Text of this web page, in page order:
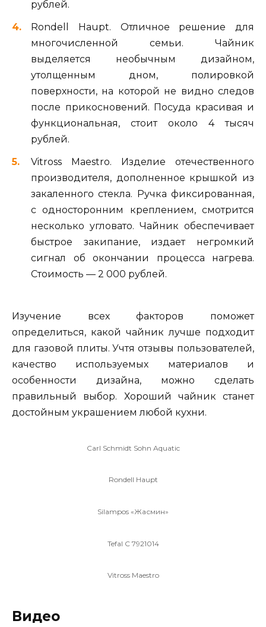
рублей.
Rondell Haupt. Отличное решение для
многочисленной семьи. Чайник
выделяется необычным дизайном,
утолщенным дном, полировкой
поверхности, на которой не видно следов
после прикосновений. Посуда красивая и
функциональная, стоит около 4 тысяч
рублей.
Vitross Maestro. Изделие отечественного
производителя, дополненное крышкой из
закаленного стекла. Ручка фиксированная,
с односторонним креплением, смотрится
несколько угловато. Чайник обеспечивает
быстрое закипание, издает негромкий
сигнал об окончании процесса нагрева.
Стоимость — 2 000 рублей.
Изучение всех факторов поможет
определиться, какой чайник лучше подходит
для газовой плиты. Учтя отзывы пользователей,
качество используемых материалов и
особенности дизайна, можно сделать
правильный выбор. Хороший чайник станет
достойным украшением любой кухни.
Carl Schmidt Sohn Aquatic
Rondell Haupt
Silampos «Жасмин»
Tefal C 7921014
Vitross Maestro
Видео